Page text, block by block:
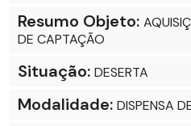
Resumo Objeto:
DE CAPTAÇÃO
Situação: DESERTA
Modalidade: DISPENSA